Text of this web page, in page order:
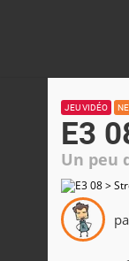
JEU VIDÉO
E3
Un peu